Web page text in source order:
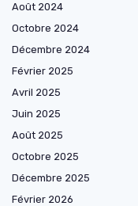
Août 2024
Octobre 2024
Décembre 2024
Février 2025
Avril 2025
Juin 2025
Août 2025
Octobre 2025
Décembre 2025
Février 2026